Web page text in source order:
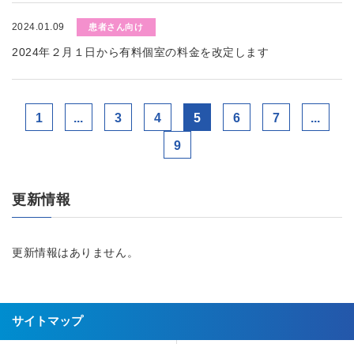
2024.01.09 患者さん向け
2024年２月１日から有料個室の料金を改定します
1 ... 3 4 5 6 7 ...
9
更新情報
更新情報はありません。
サイトマップ